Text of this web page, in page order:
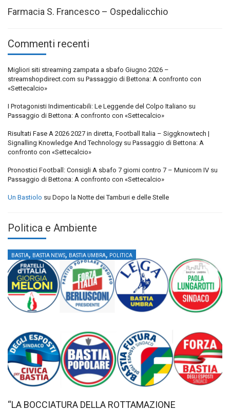
Farmacia S. Francesco – Ospedalicchio
Commenti recenti
Migliori siti streaming zampata a sbafo Giugno 2026 –
streamshopdirect.com su Passaggio di Bettona: A confronto con
«Settecalcio»
I Protagonisti Indimenticabili: Le Leggende del Colpo Italiano su
Passaggio di Bettona: A confronto con «Settecalcio»
Risultati Fase A 2026 2027 in diretta, Football Italia – Siggknowtech |
Signalling Knowledge And Technology su Passaggio di Bettona: A
confronto con «Settecalcio»
Pronostici Football: Consigli A sbafo 7 giorni contro 7 – Municorn IV su
Passaggio di Bettona: A confronto con «Settecalcio»
Un Bastiolo su Dopo la Notte dei Tamburi e delle Stelle
Politica e Ambiente
BASTIA, BASTIA NEWS, BASTIA UMBRA, POLITICA
“LA BOCCIATURA DELLA ROTTAMAZIONE